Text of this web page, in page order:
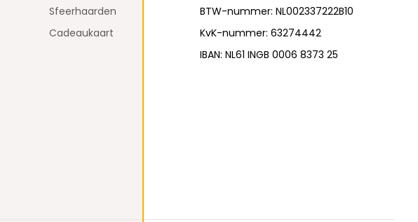
Sfeerhaarden
Cadeaukaart
BTW-nummer: NL002337222B10
KvK-nummer: 63274442
IBAN: NL61 INGB 0006 8373 25